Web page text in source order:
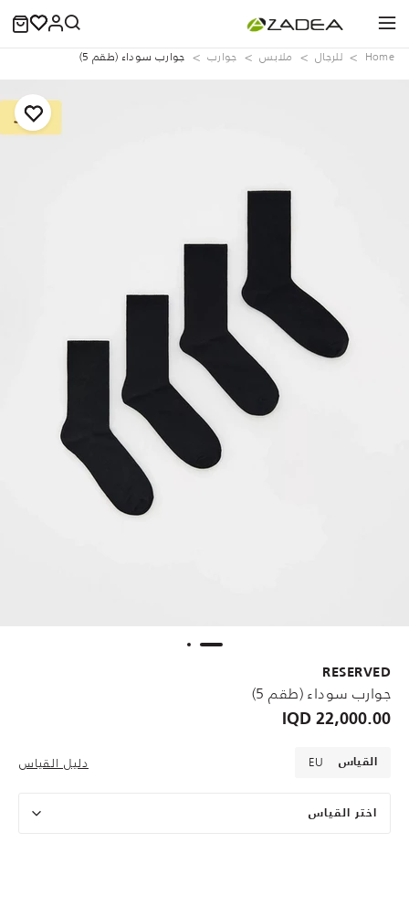
Home للرجال ملابس جوارب جوارب سوداء (طقم 5)
RESERVED
جوارب سوداء (طقم 5)
22,000.00 IQD
القياس EU دليل القياس
اختر القياس